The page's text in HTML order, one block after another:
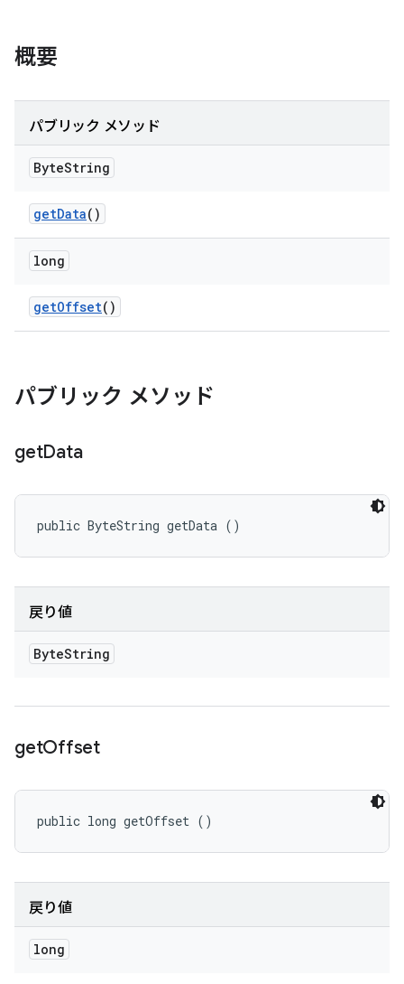
概要
パブリック メソッド
ByteString
getData()
long
getOffset()
パブリック メソッド
getData
public ByteString getData ()
戻り値
ByteString
getOffset
public long getOffset ()
戻り値
long